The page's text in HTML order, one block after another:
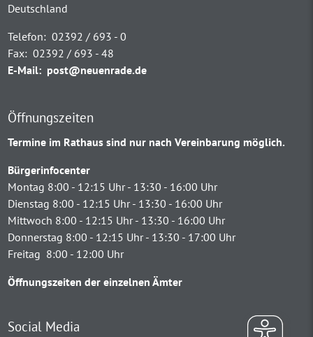
Deutschland
Telefon: 02392 / 693 - 0
Fax: 02392 / 693 - 48
E-Mail: post@neuenrade.de
Öffnungszeiten
Termine im Rathaus sind nur nach Vereinbarung möglich.
Bürgerinfocenter
Montag 8:00 - 12:15 Uhr - 13:30 - 16:00 Uhr
Dienstag 8:00 - 12:15 Uhr - 13:30 - 16:00 Uhr
Mittwoch 8:00 - 12:15 Uhr - 13:30 - 16:00 Uhr
Donnerstag 8:00 - 12:15 Uhr - 13:30 - 17:00 Uhr
Freitag 8:00 - 12:00 Uhr
Öffnungszeiten der einzelnen Ämter
Social Media